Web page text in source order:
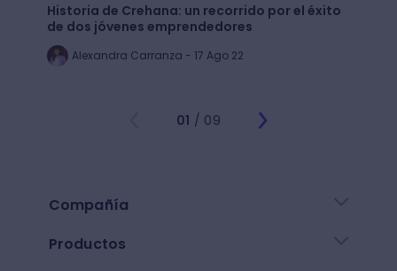
Historia de Crehana: un recorrido por el éxito
de dos jóvenes emprendedores
Alexandra Carranza - 17 Ago 22
01 / 09
Compañía
Productos